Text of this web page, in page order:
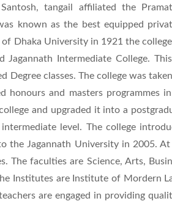
tangail affiliated the
known as the best equipped
Dhaka University in 1921 the
Jagannath Intermediate College.
Degree classes. The college was
honours and masters programmes
and upgraded it into a
level. The college
the Jagannath University in 2005.
The faculties are Science, Arts,
Institutes are Institute of Mordern
are engaged in providing